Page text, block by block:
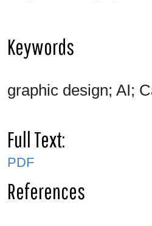
Keywords
graphic design; AI;
Full Text:
PDF
References